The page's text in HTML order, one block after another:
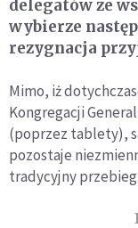
delegatów ze
wybierze
rezygnacja
Mimo, iż
Kongregacji
(poprzez tablety),
pozostaje
tradycyjny przebieg.